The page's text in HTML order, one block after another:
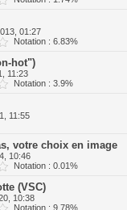
01:27
Notation : 6.83%
hot")
11:23
Notation : 3.9%
11:55
votre choix en image
10:46
Notation : 0.01%
(VSC)
10:38
Notation : 9.78%